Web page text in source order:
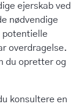
ejerskab ved
nødvendige
potentielle
overdragelse.
du opretter og
konsultere en